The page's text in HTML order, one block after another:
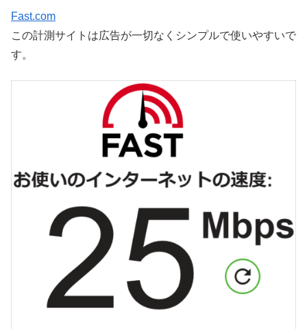
Fast.com
この計測サイトは広告が一切なくシンプルで使いやすいで
す。